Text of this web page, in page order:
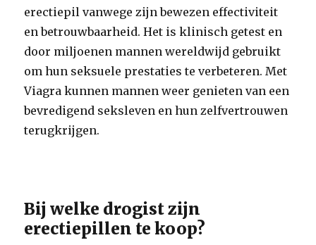
erectiepil vanwege zijn bewezen effectiviteit
en betrouwbaarheid. Het is klinisch getest en
door miljoenen mannen wereldwijd gebruikt
om hun seksuele prestaties te verbeteren. Met
Viagra kunnen mannen weer genieten van een
bevredigend seksleven en hun zelfvertrouwen
terugkrijgen.
Bij welke drogist zijn
erectiepillen te koop?